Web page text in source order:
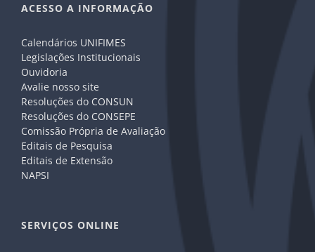
ACESSO A INFORMAÇÃO
Calendários UNIFIMES
Legislações Institucionais
Ouvidoria
Avalie nosso site
Resoluções do CONSUN
Resoluções do CONSEPE
Comissão Própria de Avaliação
Editais de Pesquisa
Editais de Extensão
NAPSI
SERVIÇOS ONLINE